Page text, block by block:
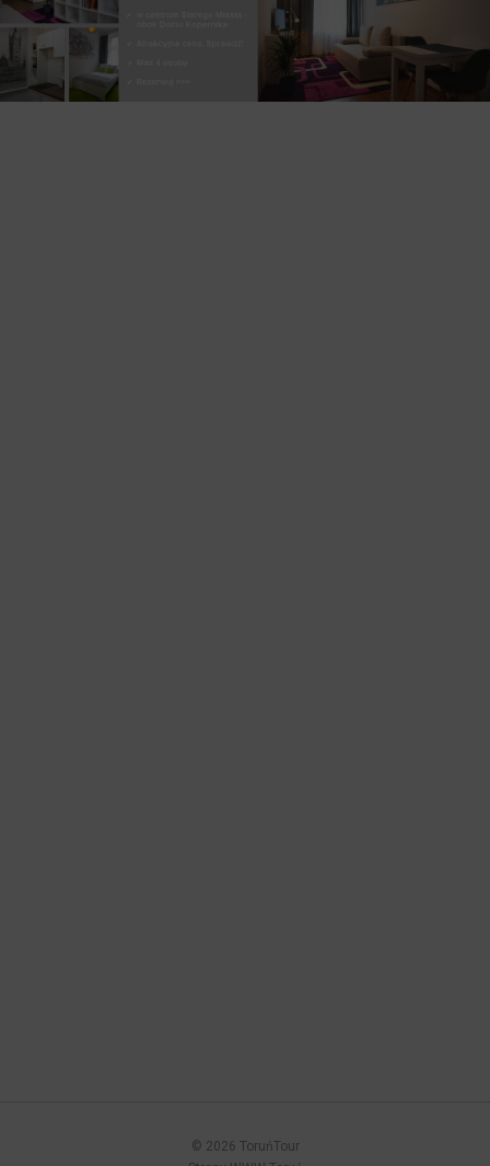
© 2026 ToruńTour